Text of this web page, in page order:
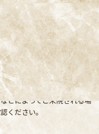
14 第二北原ビル3階
科・矯正歯科」 は、JR中
央/総武線「阿佐ケ谷駅」
谷駅」徒歩8分の、駅す
です。杉並区や中野区、新
様に来院頂きやすい環境
どによってご来院される場
ください。